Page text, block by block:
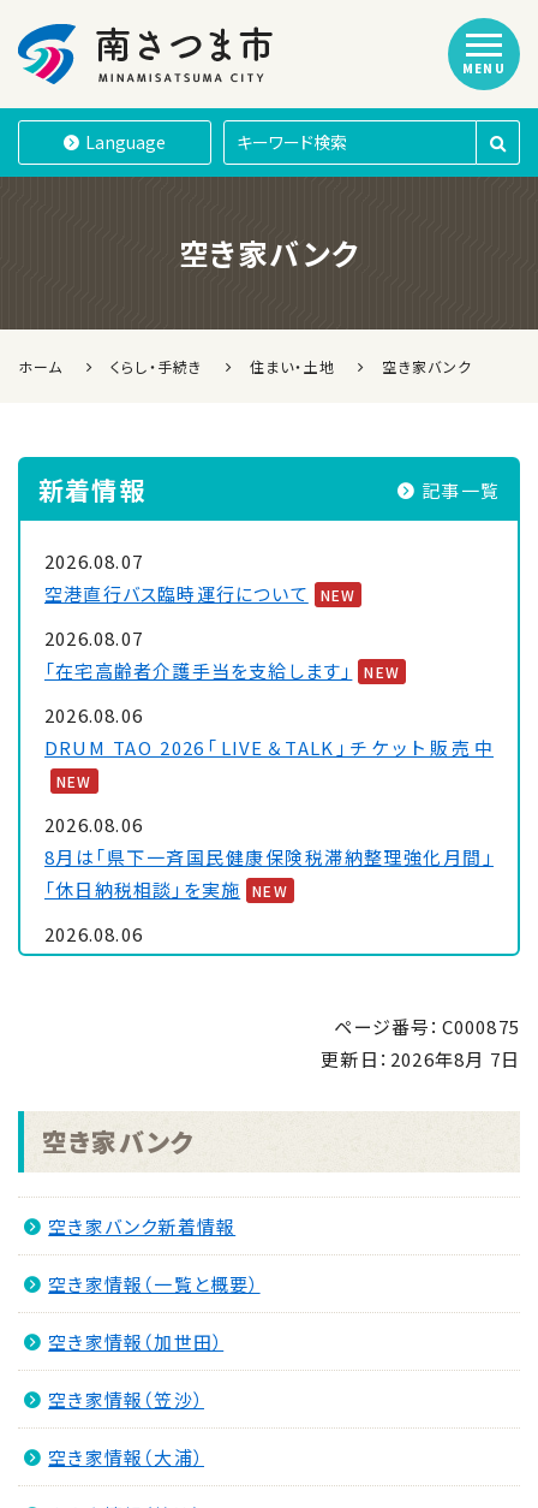
南さつま市
Language
MENU
空き家バンク
ホーム くらし・手続き 住まい・土地 空き家バンク
新着情報 記事一覧
2026.08.07
空港直行バス臨時運行について
NEW
2026.08.07
「在宅高齢者介護手当を支給します」
NEW
2026.08.06
DRUM TAO 2026「LIVE＆TALK」チケット販売中
NEW
2026.08.06
8月は「県下一斉国民健康保険税滞納整理強化月間」
「休日納税相談」を実施
NEW
2026.08.06
「里親制度説明会 ～『里親』ってなぁに～」のお知ら
「手のひらで南さつまを」フォトコンキャンペーンを実
2026.07.31
マイナンバーカード交付休日開庁日
2026.07.30
金峰ふるさと夏まつりの開催について
吹上浜海浜公園 婚活イベント2026 第2弾
ページ番号：C000875
更新日： 2026年8月 7日
空き家バンク
空き家バンク新着情報
空き家情報（一覧と概要）
空き家情報（加世田）
空き家情報（笠沙）
空き家情報（大浦）